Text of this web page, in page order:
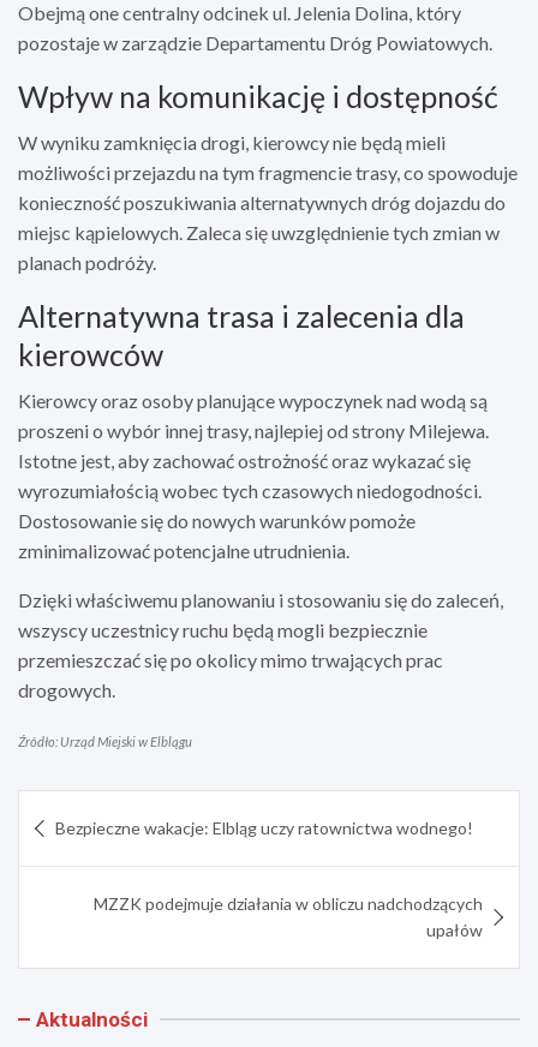
Obejmą one centralny odcinek ul. Jelenia Dolina, który
pozostaje w zarządzie Departamentu Dróg Powiatowych.
Wpływ na komunikację i dostępność
W wyniku zamknięcia drogi, kierowcy nie będą mieli
możliwości przejazdu na tym fragmencie trasy, co spowoduje
konieczność poszukiwania alternatywnych dróg dojazdu do
miejsc kąpielowych. Zaleca się uwzględnienie tych zmian w
planach podróży.
Alternatywna trasa i zalecenia dla
kierowców
Kierowcy oraz osoby planujące wypoczynek nad wodą są
proszeni o wybór innej trasy, najlepiej od strony Milejewa.
Istotne jest, aby zachować ostrożność oraz wykazać się
wyrozumiałością wobec tych czasowych niedogodności.
Dostosowanie się do nowych warunków pomoże
zminimalizować potencjalne utrudnienia.
Dzięki właściwemu planowaniu i stosowaniu się do zaleceń,
wszyscy uczestnicy ruchu będą mogli bezpiecznie
przemieszczać się po okolicy mimo trwających prac
drogowych.
Źródło: Urząd Miejski w Elblągu
wpisu
Bezpieczne wakacje: Elbląg uczy ratownictwa wodnego!
MZZK podejmuje działania w obliczu nadchodzących
upałów
Aktualności